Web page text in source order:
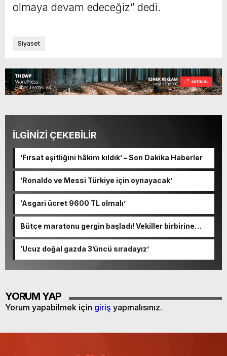
olmaya devam edeceğiz” dedi.
Siyaset
İLGİNİZİ ÇEKEBİLİR
‘Fırsat eşitliğini hâkim kıldık’ – Son Dakika Haberler
‘Ronaldo ve Messi Türkiye için oynayacak’
‘Asgari ücret 9600 TL olmalı’
Bütçe maratonu gergin başladı! Vekiller birbirine
girdi
‘Ucuz doğal gazda 3’üncü sıradayız’
YORUM YAP
Yorum yapabilmek için giriş yapmalısınız.